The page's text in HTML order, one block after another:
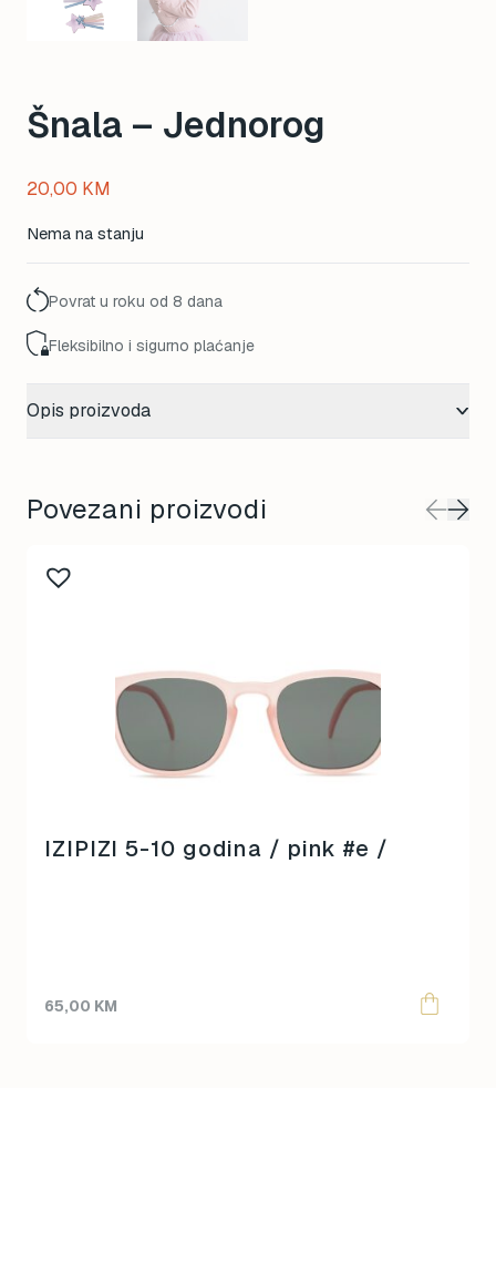
Šnala – Jednorog
20,00 KM
Nema na stanju
Povrat u roku od 8 dana
Fleksibilno i sigurno plaćanje
Opis proizvoda
Povezani proizvodi
IZIPIZI 5-10 godina / pink #e /
65,00 KM